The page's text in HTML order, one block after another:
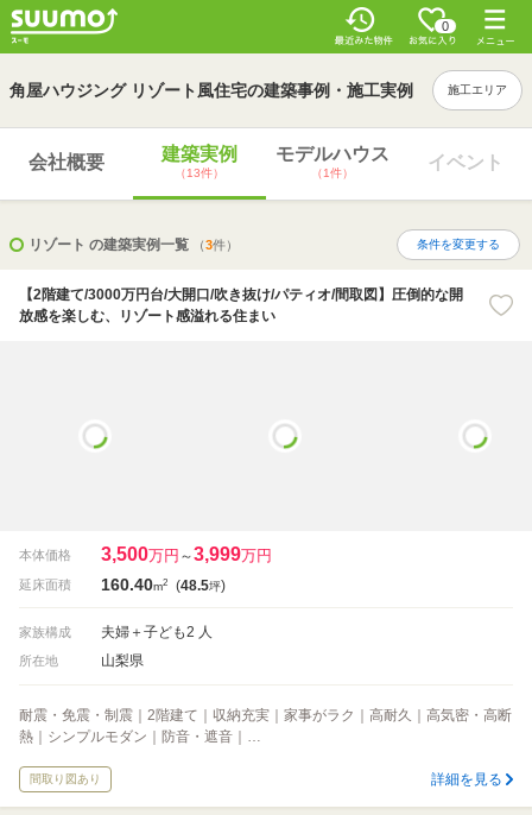
0
角屋ハウジング リゾート風住宅の建築事例・施工実例 施工エリア
会社概要 建築実例
（13件）
モデルハウス
（1件）
イベント
リゾート の建築実例一覧 （3件） 条件を変更する
【2階建て/3000万円台/大開口/吹き抜け/パティオ/間取図】圧倒的な開
放感を楽しむ、リゾート感溢れる住まい
本体価格 3,500万円 ～3,999万円
延床面積 160.40m2 (48.5坪)
家族構成 夫婦＋子ども2 人
所在地 山梨県
耐震・免震・制震｜2階建て｜収納充実｜家事がラク｜高耐久｜高気密・高断
熱｜シンプルモダン｜防音・遮音｜…
間取り図あり 詳細を見る